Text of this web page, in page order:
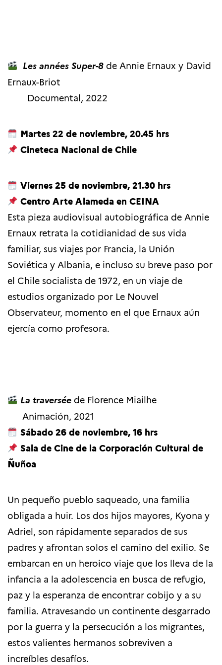
Les années Super-8de Annie Ernaux y David
Ernaux-Briot
Documental, 2022
Martes 22 de noviembre, 20.45 hrs
Cineteca Nacional de Chile
Viernes 25 de noviembre, 21.30 hrs
Centro Arte Alameda en CEINA
Esta pieza audiovisual autobiográfica de Annie
Ernaux retrata la cotidianidad de sus vida
familiar, sus viajes por Francia, la Unión
Soviética y Albania, e incluso su breve paso por
el Chile socialista de 1972, en un viaje de
estudios organizado por Le Nouvel
Observateur, momento en el que Ernaux aún
ejercía como profesora.
La traverséede Florence Miailhe
Animación, 2021
Sábado 26 de noviembre, 16 hrs
Sala de Cine de la Corporación Cultural de
Ñuñoa
Un pequeño pueblo saqueado, una familia
obligada a huir. Los dos hijos mayores, Kyona y
Adriel, son rápidamente separados de sus
padres y afrontan solos el camino del exilio. Se
embarcan en un heroico viaje que los lleva de la
infancia a la adolescencia en busca de refugio,
paz y la esperanza de encontrar cobijo y a su
familia. Atravesando un continente desgarrado
por la guerra y la persecución a los migrantes,
estos valientes hermanos sobreviven a
increíbles desafíos.